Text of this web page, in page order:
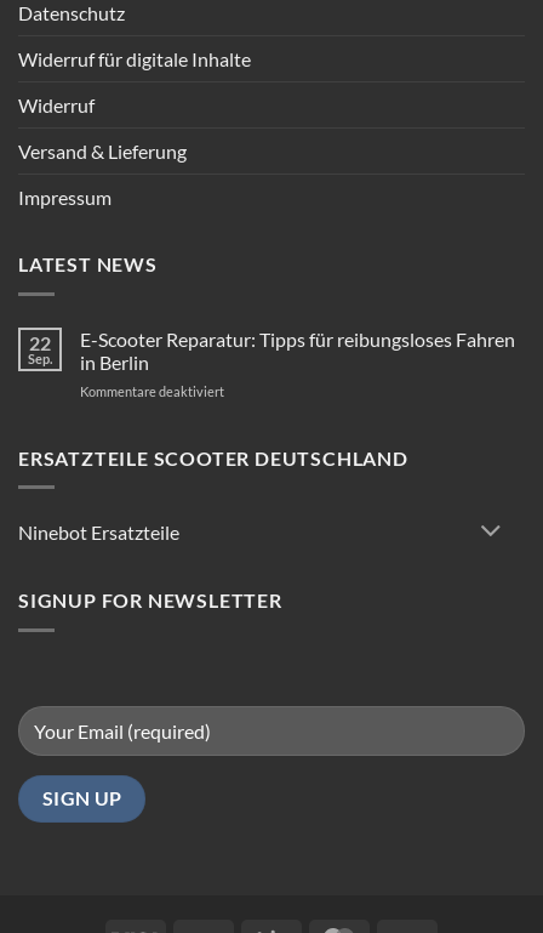
Datenschutz
Widerruf für digitale Inhalte
Widerruf
Versand & Lieferung
Impressum
LATEST NEWS
22
Sep.
E-Scooter Reparatur: Tipps für reibungsloses Fahren
in Berlin
Kommentare deaktiviertfür
Reparatur:
ERSATZTEILE SCOOTER DEUTSCHLAND
Ninebot Ersatzteile
SIGNUP FOR NEWSLETTER